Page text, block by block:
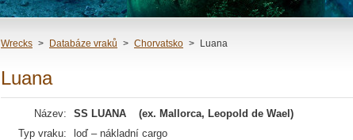
Wrecks > Databáze vraků > Chorvatsko > Luana
Luana
Název:
SS LUANA (ex. Mallorca, Leopold de Wael)
Typ vraku:
loď – nákladní cargo